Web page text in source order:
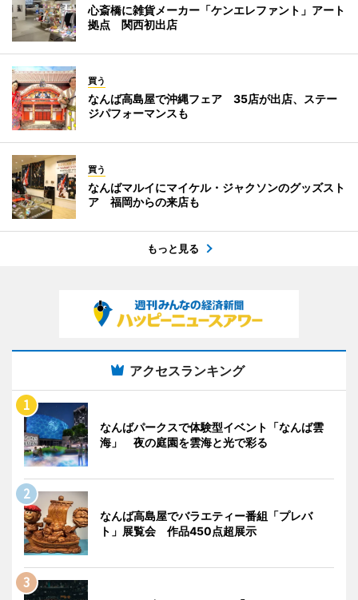
心斎橋に雑貨メーカー「ケンエレファント」アート
拠点 関西初出店
買う
なんば高島屋で沖縄フェア 35店が出店、ステー
ジパフォーマンスも
買う
なんばマルイにマイケル・ジャクソンのグッズスト
ア 福岡からの来店も
もっと見る
アクセスランキング
なんばパークスで体験型イベント「なんば雲
海」 夜の庭園を雲海と光で彩る
なんば高島屋でバラエティー番組「プレバ
ト」展覧会 作品450点超展示